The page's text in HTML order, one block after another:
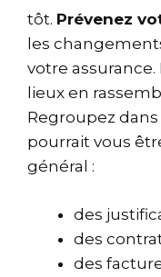
tôt. Prévenez
les
votre assurance.
lieux en
Regroupez
pourrait vous
général :
des
des
des